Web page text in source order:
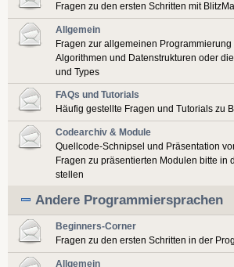
Fragen zu den ersten Schritten mit
Allgemein
Fragen zur allgemeinen
Algorithmen und Datenstrukturen oder
und Types
FAQs und Tutorials
Häufig gestellte Fragen und Tutorials zu
Codearchiv & Module
Quellcode-Schnipsel und Präsentation
Fragen zu präsentierten Modulen bitte in
stellen
Andere Programmiersprachen
Beginners-Corner
Fragen zu den ersten Schritten in der
Allgemein